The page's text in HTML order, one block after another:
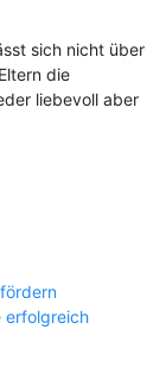
sich nicht über
die
liebevoll aber
erfolgreich